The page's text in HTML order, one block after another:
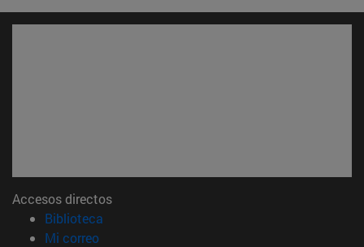
Accesos directos
Biblioteca
Mi correo(abre en nueva ventana)